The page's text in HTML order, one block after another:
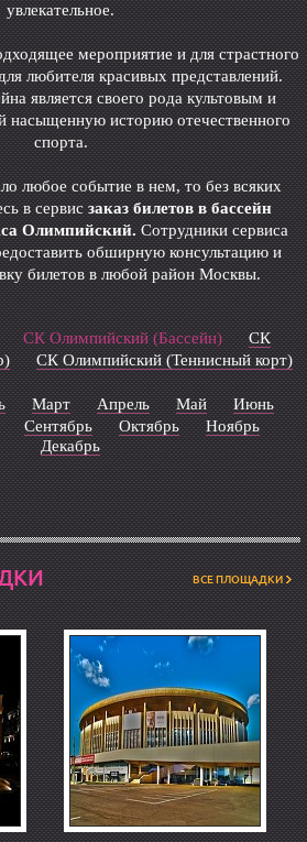
увлекательное.
мероприятие и для страстного
любителя красивых представлений.
является своего рода культовым и
насыщенную историю отечественного
спорта.
любое событие в нем, то без всяких
в сервисзаказ билетов в бассейн
Олимпийский.Сотрудники сервиса
обширную консультацию и
билетов в любой район Москвы.
СК Олимпийский (Бассейн)
СК
СК Олимпийский (Теннисный корт)
Март Апрель Май
Июнь
Сентябрь Октябрь
Ноябрь
Декабрь
ВСЕ ПЛОЩАДКИ